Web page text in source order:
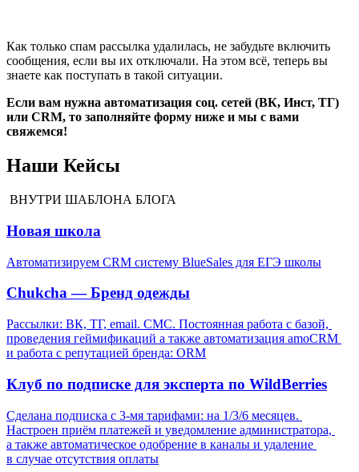
Как только спам рассылка удалилась, не забудьте включить
сообщения, если вы их отключали. На этом всё, теперь вы
знаете как поступать в такой ситуации.
Если вам нужна автоматизация соц. сетей (ВК, Инст, ТГ)
или CRM, то заполняйте форму ниже и мы с вами
свяжемся!
Наши Кейсы
ВНУТРИ ШАБЛОНА БЛОГА
Новая школа
Автоматизируем CRM систему BlueSales для ЕГЭ школы
Chukcha — Бренд одежды
Рассылки: ВК, ТГ, email. СМС. Постоянная работа с базой,
проведения геймификаций а также автоматизация amoCRM
и работа с репутацией бренда: ORM
Клуб по подписке для эксперта по WildBerries
Сделана подписка с 3-мя тарифами: на 1/3/6 месяцев.
Настроен приём платежей и уведомление администратора,
а также автоматическое одобрение в каналы и удаление
в случае отсутствия оплаты